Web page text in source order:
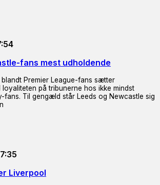
fans mest udholdende
blandt Premier League-fans sætter
på tribunerne hos ikke mindst
fans. Til gengæld står Leeds og Newcastle sig
Liverpool